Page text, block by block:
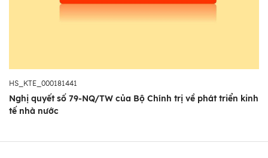
HS_KTE_000181441
Nghị quyết số 79-NQ/TW của Bộ Chính trị về phát triển kinh
tế nhà nước